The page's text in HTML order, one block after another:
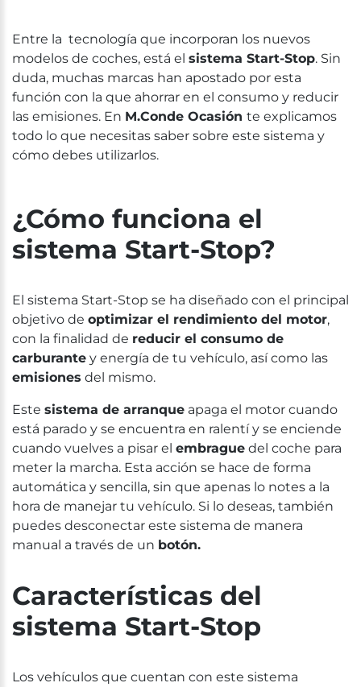
Entre la tecnología que incorporan los nuevos
modelos de coches, está el sistema Start-Stop. Sin
duda, muchas marcas han apostado por esta
función con la que ahorrar en el consumo y reducir
las emisiones. En M.Conde Ocasión te explicamos
todo lo que necesitas saber sobre este sistema y
cómo debes utilizarlos.
¿Cómo funciona el
sistema Start-Stop?
El sistema Start-Stop se ha diseñado con el principal
objetivo de optimizar el rendimiento del motor,
con la finalidad de reducir el consumo de
carburante y energía de tu vehículo, así como las
emisiones del mismo.
Este sistema de arranque apaga el motor cuando
está parado y se encuentra en ralentí y se enciende
cuando vuelves a pisar el embrague del coche para
meter la marcha. Esta acción se hace de forma
automática y sencilla, sin que apenas lo notes a la
hora de manejar tu vehículo. Si lo deseas, también
puedes desconectar este sistema de manera
manual a través de un botón.
Características del
sistema Start-Stop
Los vehículos que cuentan con este sistema